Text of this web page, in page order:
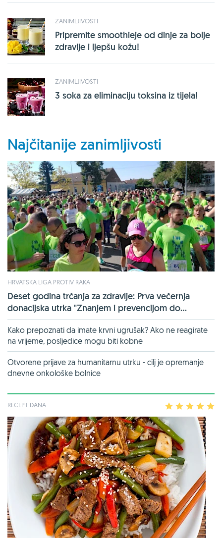
ZANIMLJIVOSTI
Pripremite smoothieje od dinje za bolje
zdravlje i ljepšu kožu!
ZANIMLJIVOSTI
3 soka za eliminaciju toksina iz tijela!
Najčitanije zanimljivosti
HRVATSKA LIGA PROTIV RAKA
Deset godina trčanja za zdravlje: Prva večernja
donacijska utrka "Znanjem i prevencijom do...
Kako prepoznati da imate krvni ugrušak? Ako ne reagirate
na vrijeme, posljedice mogu biti kobne
Otvorene prijave za humanitarnu utrku - cilj je opremanje
dnevne onkološke bolnice
RECEPT DANA 2 3 4